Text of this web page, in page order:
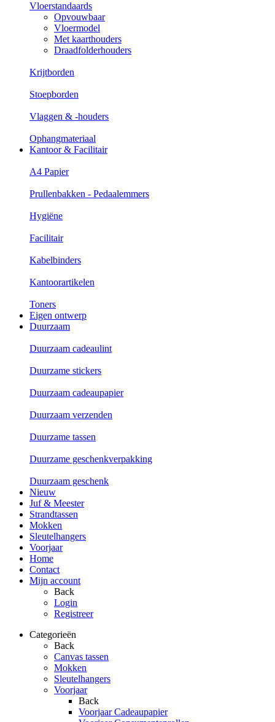
Vloerstandaards
Opvouwbaar
Vloermodel
Met kaarthouders
Draadfolderhouders
Krijtborden
Stoepborden
Vlaggen & -houders
Ophangmateriaal
Kantoor & Facilitair
A4 Papier
Prullenbakken - Pedaalemmers
Hygiëne
Facilitair
Kabelbinders
Kantoorartikelen
Toners
Eigen ontwerp
Duurzaam
Duurzaam cadeaulint
Duurzame stickers
Duurzaam cadeaupapier
Duurzaam verzenden
Duurzame tassen
Duurzame geschenkverpakking
Duurzaam geschenk
Nieuw
Juf & Meester
Strandtassen
Mokken
Sleutelhangers
Voorjaar
Home
Contact
Mijn account
Back
Login
Registreer
Categorieën
Back
Canvas tassen
Mokken
Sleutelhangers
Voorjaar
Back
Voorjaar Cadeaupapier